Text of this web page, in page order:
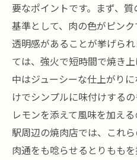
要なポイントです。まず、
基準として、肉の色がピン
透明感があることが挙げら
ては、強火で短時間で焼き
中はジューシーな仕上がり
けでシンプルに味付けする
レモンを添えて風味を加え
駅周辺の焼肉店では、これ
肉通をも唸らせるとりもも